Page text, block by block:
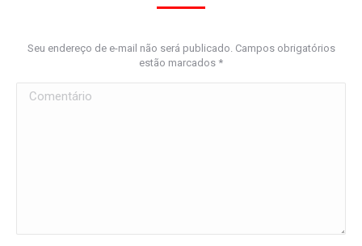
Seu endereço de e-mail não será publicado. Campos obrigatórios
estão marcados *
Comentário